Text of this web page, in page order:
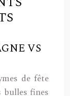
VS
de fête
bulles fines